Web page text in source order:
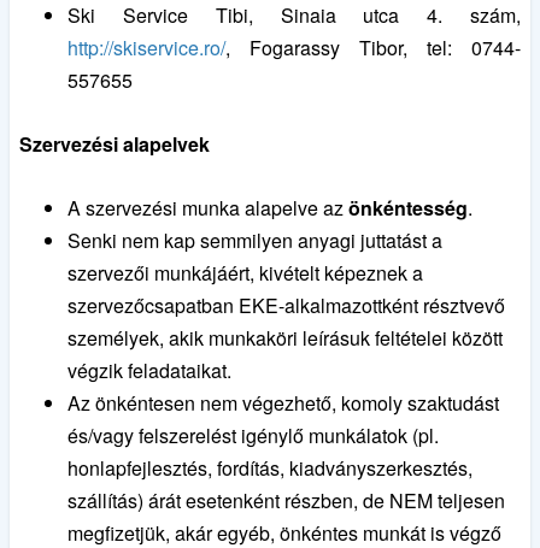
Ski Service Tibi, Sinaia utca 4. szám,
http://skiservice.ro/, Fogarassy Tibor, tel: 0744-
557655
Szervezési alapelvek
A szervezési munka alapelve azönkéntesség.
Senki nem kap semmilyen anyagi juttatást a
szervezői munkájáért, kivételt képeznek a
szervezőcsapatban EKE-alkalmazottként résztvevő
személyek, akik munkaköri leírásuk feltételei között
végzik feladataikat.
Az önkéntesen nem végezhető, komoly szaktudást
és/vagy felszerelést igénylő munkálatok (pl.
honlapfejlesztés, fordítás, kiadványszerkesztés,
szállítás) árát esetenként részben, de NEM teljesen
megfizetjük, akár egyéb, önkéntes munkát is végző